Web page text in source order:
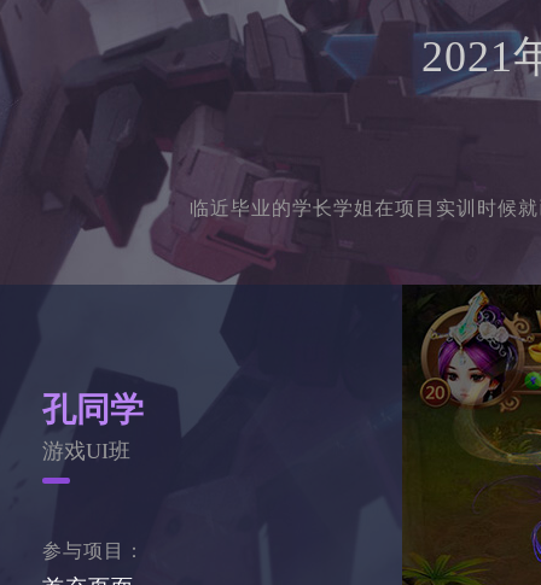
2021
临近毕业的学长学姐在项目实训时候
孔同学
游戏UI班
参与项目：